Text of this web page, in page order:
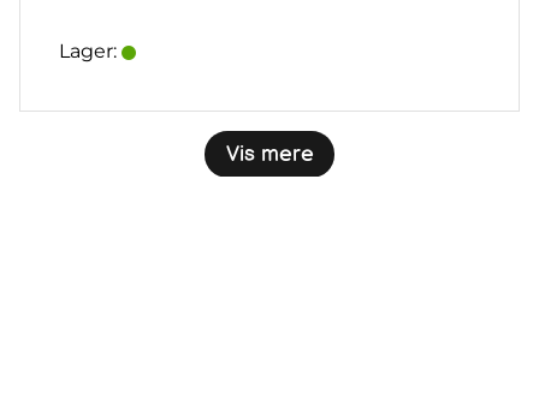
Lager:
Vis mere